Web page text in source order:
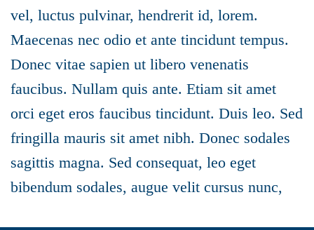
vel, luctus pulvinar, hendrerit id, lorem.
Maecenas nec odio et ante tincidunt tempus.
Donec vitae sapien ut libero venenatis
faucibus. Nullam quis ante. Etiam sit amet
orci eget eros faucibus tincidunt. Duis leo. Sed
fringilla mauris sit amet nibh. Donec sodales
sagittis magna. Sed consequat, leo eget
bibendum sodales, augue velit cursus nunc,